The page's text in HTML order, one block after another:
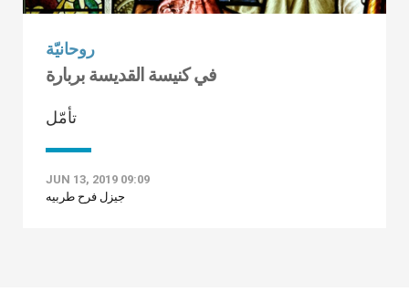
روحانيّة
في كنيسة القديسة بربارة
تأمّل
JUN 13, 2019 09:09
جيزل فرح طربيه